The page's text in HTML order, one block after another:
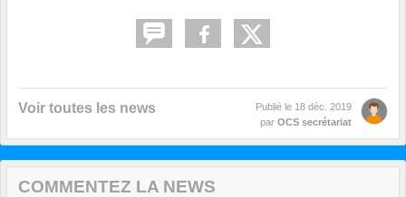
Voir toutes les news Publié le 18 déc. 2019
par OCS secrétariat
COMMENTEZ LA NEWS